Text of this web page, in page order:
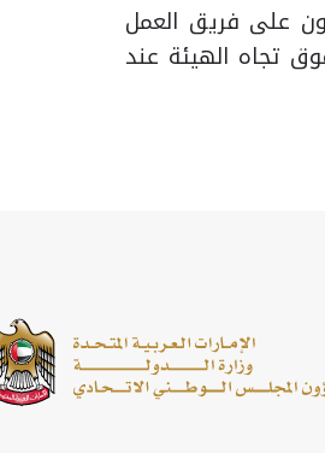
على فريق العمل
تجاه الهيئة عند